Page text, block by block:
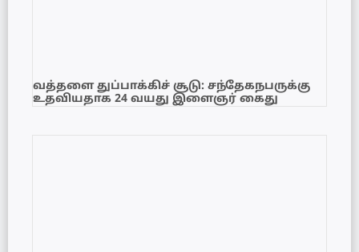
வத்தளை துப்பாக்கிச் சூடு: சந்தேகநபருக்கு
உதவியதாக 24 வயது இளைஞர் கைது